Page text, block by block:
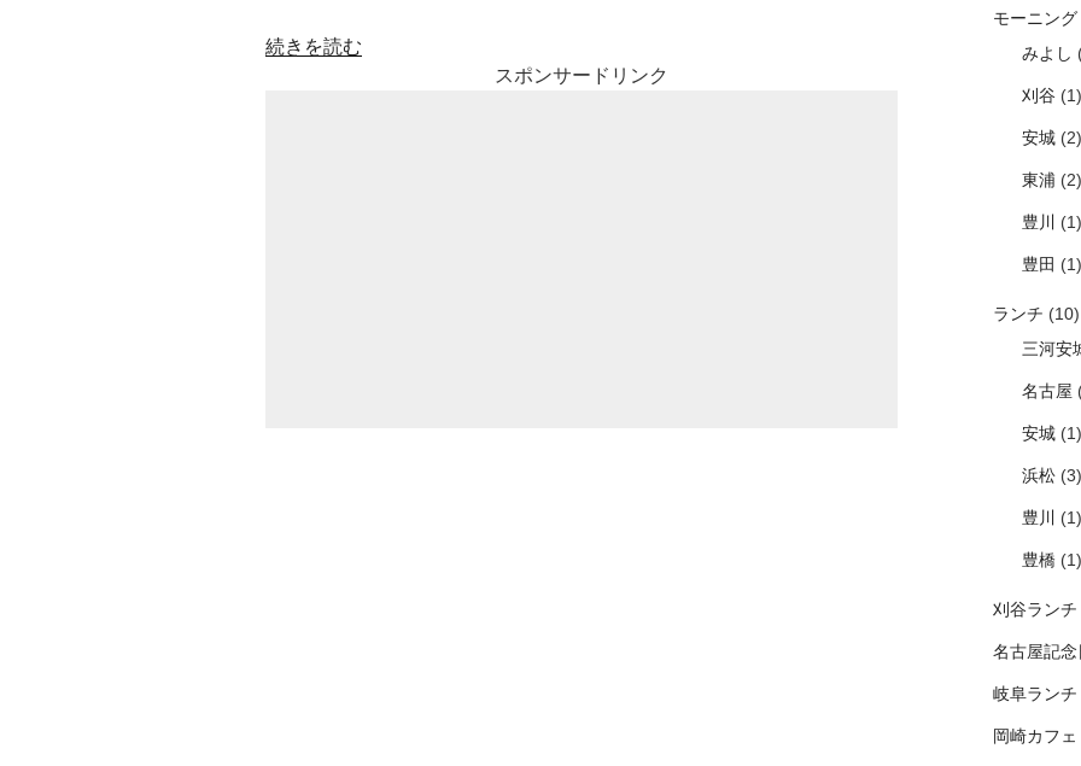
“ク
続きを読む
スポンサードリンク
モーニング
みよし
刈谷(1)
安城(2)
東浦 (2)
豊川 (1)
豊田 (1)
ランチ (10)
三河安
名古屋
安城(1)
浜松(3)
豊川 (1)
豊橋(1)
刈谷ランチ
名古屋記
岐阜ランチ
岡崎カフェ